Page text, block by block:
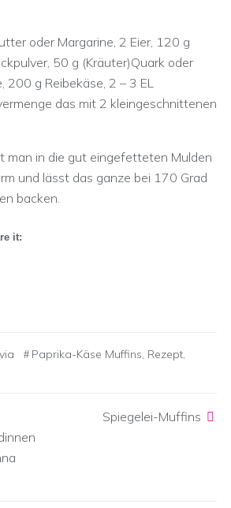
oder Margarine, 2 Eier, 120 g
50 g (Kräuter)Quark oder
200 g Reibekäse, 2 – 3 EL
das mit 2 kleingeschnittenen
man in die gut eingefetteten Mulden
und lässt das ganze bei 170 Grad
backen.
it:
Paprika-Käse Muffins, Rezept,
Spiegelei-Muffins